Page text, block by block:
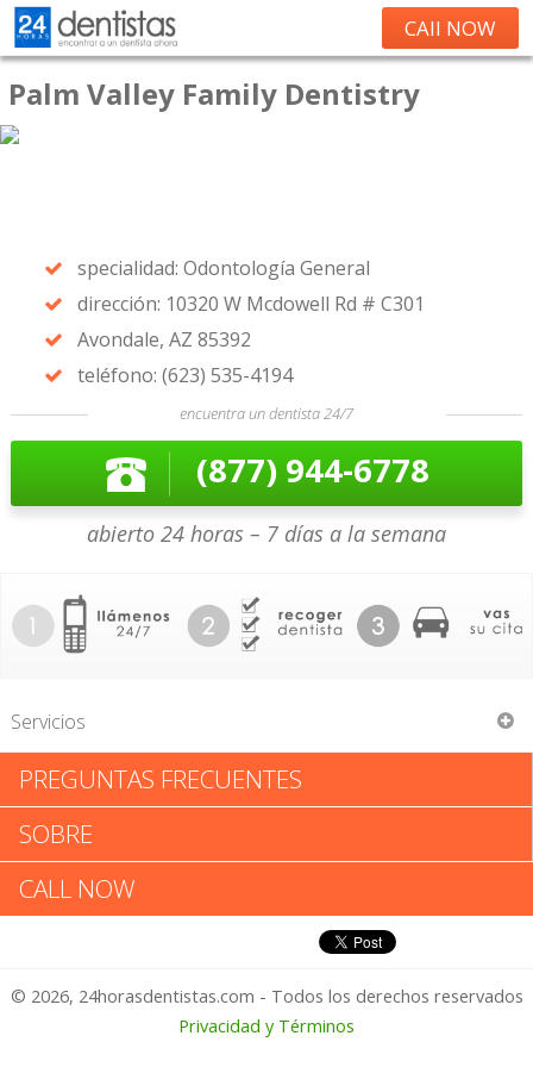
CAll NOW
Palm Valley Family Dentistry
specialidad: Odontología General
dirección: 10320 W Mcdowell Rd # C301
Avondale, AZ 85392
teléfono: (623) 535-4194
encuentra un dentista 24/7
(877) 944-6778
abierto 24 horas – 7 días a la semana
Servicios
Palm Valley Family Dentistry
Palm Valley Family Dentistry:
Califica tu Experiencia
1 – No Feliz
PREGUNTAS FRECUENTES
SOBRE
CALL NOW
© 2026, 24horasdentistas.com - Todos los derechos reservados
Privacidad y Términos